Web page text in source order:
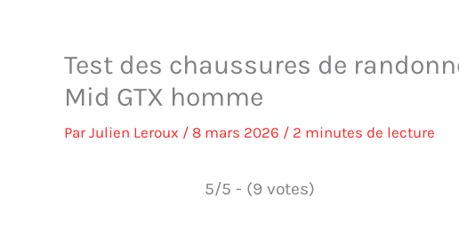
Test des chaussures de
Mid GTX homme
ParJulien Leroux / 8 mars 2026 / 2 minutes de lecture
5/5 - (9 votes)